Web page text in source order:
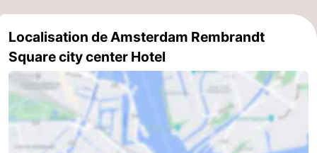
diamant
dans
le
centre
Parcs
et
jardins
Parties
la
ville
Environs
-
Hollande
Localisation de Amsterdam Rembrandt
Square city center Hotel